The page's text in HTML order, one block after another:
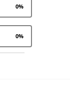
0%
0%